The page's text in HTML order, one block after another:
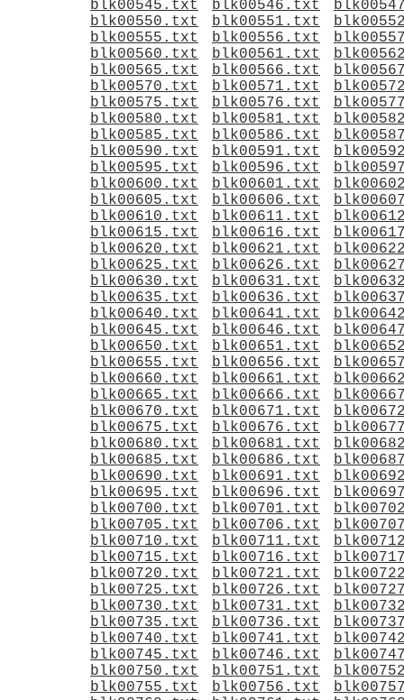
blk00545.txt
blk00546.txt
blk00550.txt
blk00551.txt
blk00555.txt
blk00556.txt
blk00560.txt
blk00561.txt
blk00565.txt
blk00566.txt
blk00570.txt
blk00571.txt
blk00575.txt
blk00576.txt
blk00580.txt
blk00581.txt
blk00585.txt
blk00586.txt
blk00590.txt
blk00591.txt
blk00595.txt
blk00596.txt
blk00600.txt
blk00601.txt
blk00605.txt
blk00606.txt
blk00610.txt
blk00611.txt
blk00615.txt
blk00616.txt
blk00620.txt
blk00621.txt
blk00625.txt
blk00626.txt
blk00630.txt
blk00631.txt
blk00635.txt
blk00636.txt
blk00640.txt
blk00641.txt
blk00645.txt
blk00646.txt
blk00650.txt
blk00651.txt
blk00655.txt
blk00656.txt
blk00660.txt
blk00661.txt
blk00665.txt
blk00666.txt
blk00670.txt
blk00671.txt
blk00675.txt
blk00676.txt
blk00680.txt
blk00681.txt
blk00685.txt
blk00686.txt
blk00690.txt
blk00691.txt
blk00695.txt
blk00696.txt
blk00700.txt
blk00701.txt
blk00705.txt
blk00706.txt
blk00710.txt
blk00711.txt
blk00715.txt
blk00716.txt
blk00720.txt
blk00721.txt
blk00725.txt
blk00726.txt
blk00730.txt
blk00731.txt
blk00735.txt
blk00736.txt
blk00740.txt
blk00741.txt
blk00745.txt
blk00746.txt
blk00750.txt
blk00751.txt
blk00755.txt
blk00756.txt